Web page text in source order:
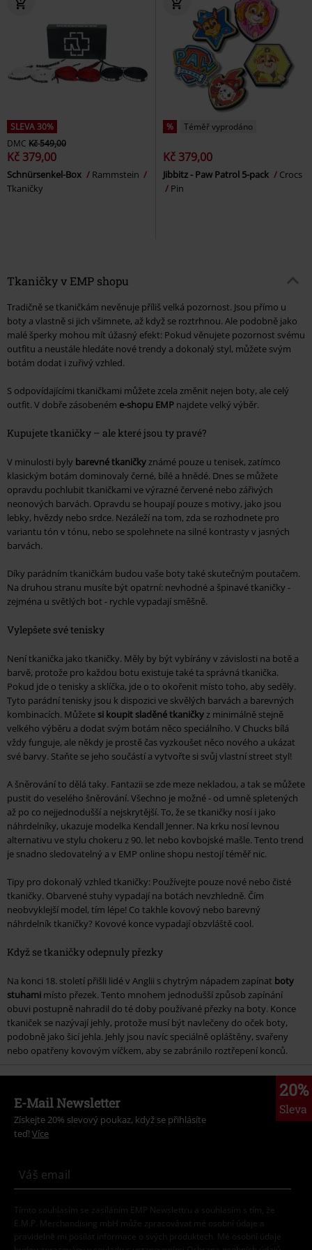
SLEVA 30%
DMC Kč 549,00
Kč 379,00
Schnürsenkel-Box
Rammstein
Tkaničky
% Téměř vyprodáno
Kč 379,00
Jibbitz - Paw Patrol 5-pack
Crocs
Pin
Tkaničky v EMP shopu
Tradičně se tkaničkám nevěnuje příliš velká pozornost. Jsou přímo u
boty a vlastně si jich všimnete, až když se roztrhnou. Ale podobně jako
malé šperky mohou mít úžasný efekt: Pokud věnujete pozornost svému
outfitu a neustále hledáte nové trendy a dokonalý styl, můžete svým
botám dodat i zuřivý vzhled.
S odpovídajícími tkaničkami můžete zcela změnit nejen boty, ale celý
outfit. V dobře zásobeném e-shopu EMP najdete velký výběr.
Kupujete tkaničky – ale které jsou ty pravé?
V minulosti byly barevné tkaničkyznámé pouze u tenisek, zatímco
klasickým botám dominovaly černé, bílé a hnědé. Dnes se můžete
opravdu pochlubit tkaničkami ve výrazné červené nebo zářivých
neonových barvách. Opravdu se houpají pouze s motivy, jako jsou
lebky, hvězdy nebo srdce. Nezáleží na tom, zda se rozhodnete pro
variantu tón v tónu, nebo se spolehnete na silné kontrasty v jasných
barvách.
Díky parádním tkaničkám budou vaše boty také skutečným poutačem.
Na druhou stranu musíte být opatrní: nevhodné a špinavé tkaničky -
zejména u světlých bot - rychle vypadají směšně.
Vylepšete své tenisky
Není tkanička jako tkaničky. Měly by být vybírány v závislosti na botě a
barvě, protože pro každou botu existuje také ta správná tkanička.
Pokud jde o tenisky a sklíčka, jde o to okořenit místo toho, aby seděly.
Tyto parádní tenisky jsou k dispozici ve skvělých barvách a barevných
kombinacích. Můžete si koupit sladěné tkaničkyz minimálně stejně
velkého výběru a dodat svým botám něco speciálního. V Chucks bílá
vždy funguje, ale někdy je prostě čas vyzkoušet něco nového a ukázat
své barvy. Staňte se jeho součástí a vytvořte si svůj vlastní street styl!
A šněrování to dělá taky. Fantazii se zde meze nekladou, a tak se můžete
pustit do veselého šněrování. Všechno je možné - od umně spletených
až po co nejjednodušší a nejskrytější. To, že se tkaničky nosí i jako
náhrdelníky, ukazuje modelka Kendall Jenner. Na krku nosí levnou
alternativu ve stylu chokeru z 90. let nebo kovbojské mašle. Tento trend
je snadno sledovatelný a v EMP online shopu nestojí téměř nic.
Tipy pro dokonalý vzhled tkaničky: Používejte pouze nové nebo čisté
tkaničky. Obarvené stuhy vypadají na botách nevzhledně. Čím
neobvyklejší model, tím lépe! Co takhle kovový nebo barevný
náhrdelník tkaničky? Kovové konce vypadají obzvláště cool.
Když se tkaničky odepnuly přezky
Na konci 18. století přišli lidé v Anglii s chytrým nápadem zapínat boty
stuhami místo přezek. Tento mnohem jednodušší způsob zapínání
obuvi postupně nahradil do té doby používané přezky na boty. Konce
tkaniček se nazývají jehly, protože musí být navlečeny do oček boty,
podobně jako šicí jehla. Jehly jsou navíc speciálně opláštěny, svařeny
nebo opatřeny kovovým víčkem, aby se zabránilo roztřepení konců.
20%
Sleva
E-Mail Newsletter
Získejte 20% slevový poukaz, když se přihlásíte
teď! Více
Tímto souhlasím se zasíláním EMP Newslettru a souhlasím s tím, že
E.M.P. Merchandising mbH může zpracovávat mé osobní údaje a
pravidelně mi posílat informace o svých produktech. Mé osobní údaje